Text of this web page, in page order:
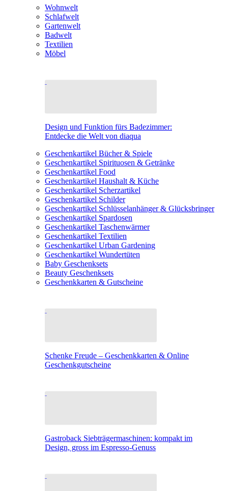
Wohnwelt
Schlafwelt
Gartenwelt
Badwelt
Textilien
Möbel
Design und Funktion fürs Badezimmer:
Entdecke die Welt von diaqua
Geschenkartikel Bücher & Spiele
Geschenkartikel Spirituosen & Getränke
Geschenkartikel Food
Geschenkartikel Haushalt & Küche
Geschenkartikel Scherzartikel
Geschenkartikel Schilder
Geschenkartikel Schlüsselanhänger & Glücksbringer
Geschenkartikel Spardosen
Geschenkartikel Taschenwärmer
Geschenkartikel Textilien
Geschenkartikel Urban Gardening
Geschenkartikel Wundertüten
Baby Geschenksets
Beauty Geschenksets
Geschenkkarten & Gutscheine
Schenke Freude – Geschenkkarten & Online
Geschenkgutscheine
Gastroback Siebträgermaschinen: kompakt im
Design, gross im Espresso-Genuss